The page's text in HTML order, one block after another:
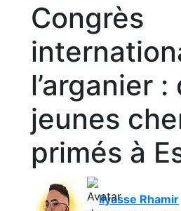
Congrès
l’arganier :
jeunes
primés à
Ilyasse Rhamir